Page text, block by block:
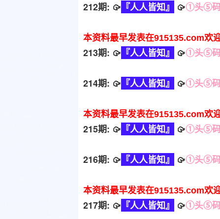
212期: 🥠 『人人皆知』 🥠①头⑤
本资料最早发表在915135.com欢
213期: 🥠 『人人皆知』 🥠①头⑤
214期: 🥠 『人人皆知』 🥠①头⑤
本资料最早发表在915135.com欢
215期: 🥠 『人人皆知』 🥠①头⑤
216期: 🥠 『人人皆知』 🥠①头⑤
本资料最早发表在915135.com欢
217期: 🥠 『人人皆知』 🥠①头⑤